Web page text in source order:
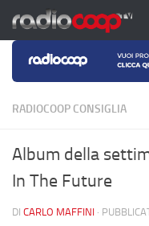
Salta al contenuto
RADIOCOOP CONSIGLIA
Album della
In The Future
DI CARLO MAFFINI ·